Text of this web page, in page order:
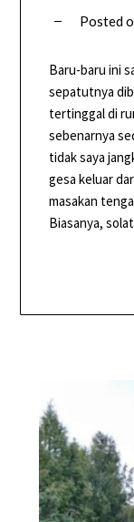
Posted
Baru-baru ini
sepatutnya
tertinggal di
sebenarnya
tidak saya
gesa keluar
masakan
Biasanya,